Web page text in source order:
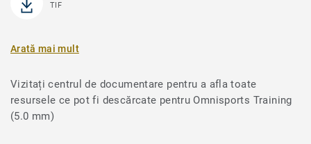
TIF
Arată mai mult
Vizitați centrul de documentare pentru a afla toate
resursele ce pot fi descărcate pentru Omnisports Training
(5.0 mm)